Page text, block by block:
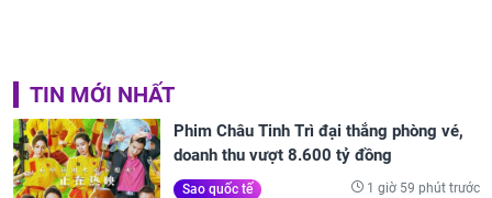
TIN MỚI NHẤT
Phim Châu Tinh Trì đại thắng phòng vé,
doanh thu vượt 8.600 tỷ đồng
Sao quốc tế 1 giờ 59 phút trước